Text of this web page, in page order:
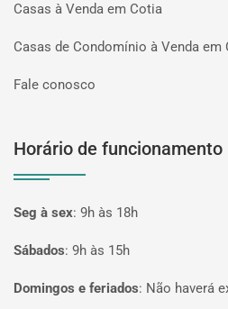
Casas à Venda em Cotia
Casas de Condomínio à Venda em
Fale conosco
Horário de funcionamento
Seg à sex: 9h às 18h
Sábados: 9h às 15h
Domingos e feriados: Não haverá